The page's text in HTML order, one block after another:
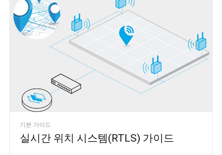
기본 가이드
실시간 위치 시스템(RTLS) 가이드